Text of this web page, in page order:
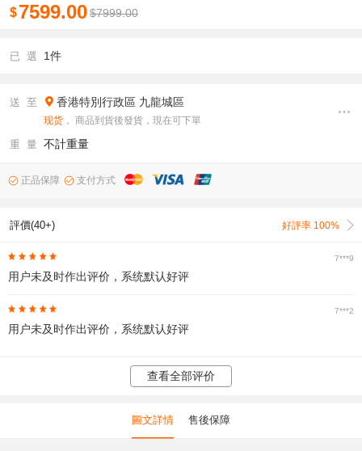
$7599.00$7999.00
已 選 1件
送 至 香港特別行政區 九龍城區
现货 ， 商品到貨後發貨，現在可下單
重 量 不計重量
正品保障 支付方式
評價(40+) 好評率 100%
7***9
用户未及时作出评价，系统默认好评
7***2
用户未及时作出评价，系统默认好评
查看全部评价
圖文詳情 售後保障